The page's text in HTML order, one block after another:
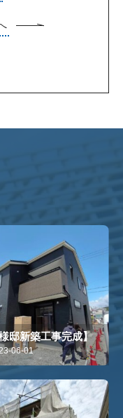
邸新築工事完成】
06-01